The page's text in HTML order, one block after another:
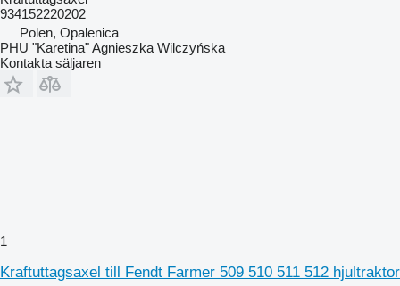
934152220202
Polen, Opalenica
PHU "Karetina" Agnieszka Wilczyńska
Kontakta säljaren
1
Kraftuttagsaxel till Fendt Farmer 509 510 511 512 hjultraktor